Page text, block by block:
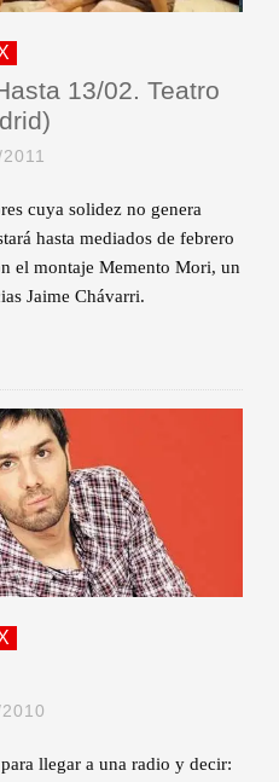
13/02. Teatro
cuya solidez no genera
hasta mediados de febrero
el montaje Memento Mori, un
Jaime Chávarri.
llegar a una radio y decir: